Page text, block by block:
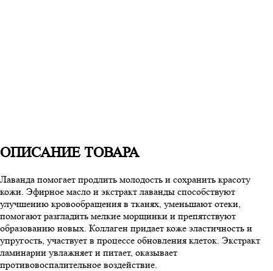
ОПИСАНИЕ ТОВАРА
Лаванда помогает продлить молодость и сохранить красоту
кожи. Эфирное масло и экстракт лаванды способствуют
улучшению кровообращения в тканях, уменьшают отеки,
помогают разгладить мелкие морщинки и препятствуют
образованию новых. Коллаген придает коже эластичность и
упругость, участвует в процессе обновления клеток. Экстракт
ламинарии увлажняет и питает, оказывает
противовоспалительное воздействие.